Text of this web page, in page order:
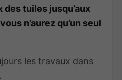
des tuiles jusqu’aux
n’aurez qu’un seul
les travaux dans